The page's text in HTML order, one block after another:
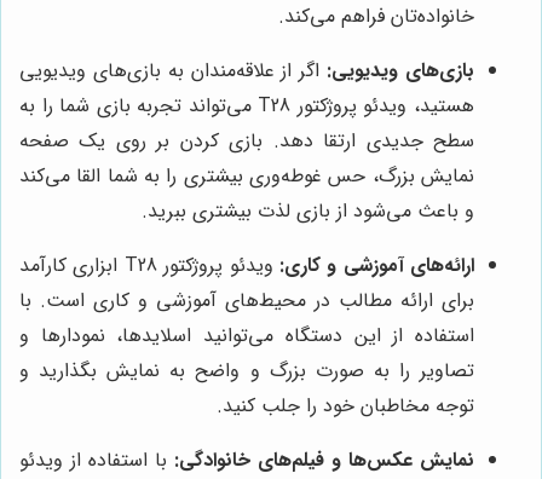
خانواده‌تان فراهم می‌کند.
بازی‌های ویدیویی: اگر از علاقه‌مندان به بازی‌های ویدیویی
هستید، ویدئو پروژکتور T28 می‌تواند تجربه بازی شما را به
سطح جدیدی ارتقا دهد. بازی کردن بر روی یک صفحه
نمایش بزرگ، حس غوطه‌وری بیشتری را به شما القا می‌کند
و باعث می‌شود از بازی لذت بیشتری ببرید.
ارائه‌های آموزشی و کاری:
ویدئو پروژکتور T28 ابزاری کارآمد
برای ارائه مطالب در محیط‌های آموزشی و کاری است. با
استفاده از این دستگاه می‌توانید اسلایدها، نمودارها و
تصاویر را به صورت بزرگ و واضح به نمایش بگذارید و
توجه مخاطبان خود را جلب کنید.
نمایش عکس‌ها و فیلم‌های خانوادگی: با استفاده از ویدئو